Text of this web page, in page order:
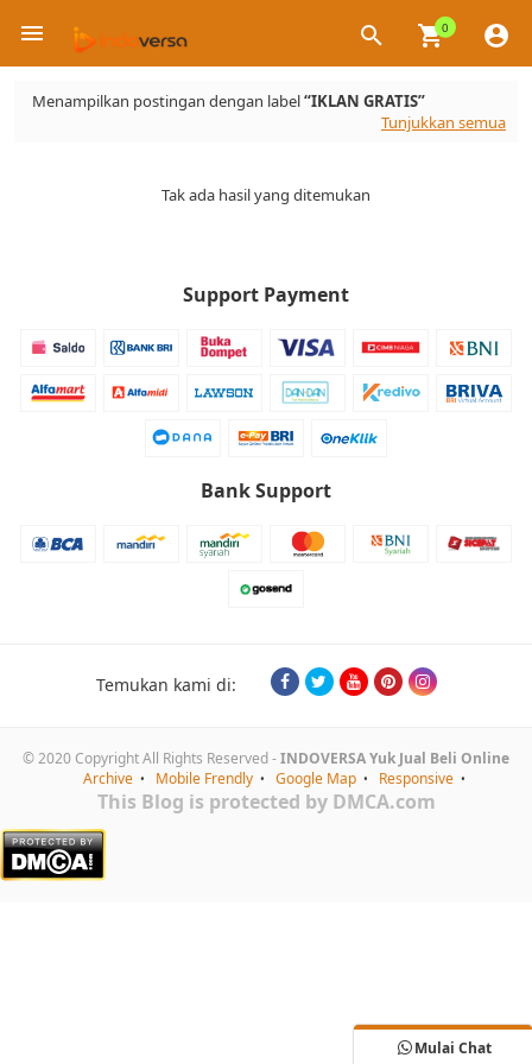
0
×
Menampilkan postingan dengan label IKLAN GRATIS
Tunjukkan semua
Tak ada hasil yang ditemukan
Support Payment
Bank Support
Temukan kami di:
© 2020 Copyright All Rights Reserved -INDOVERSA Yuk Jual Beli Online
Archive
Mobile Frendly Google Map Responsive
This Blog is protected by DMCA.com
Mulai Chat